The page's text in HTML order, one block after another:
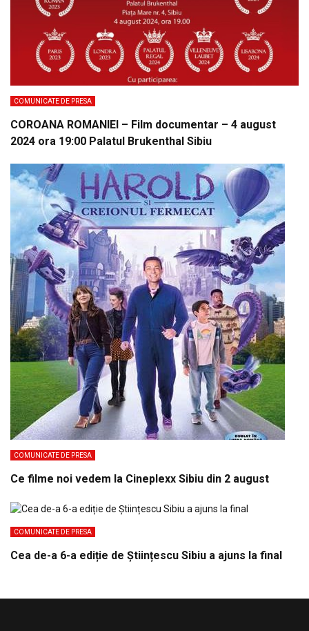
COMUNICATE DE PRESA
COROANA ROMANIEI – Film documentar – 4 august
2024 ora 19:00 Palatul Brukenthal Sibiu
COMUNICATE DE PRESA
Ce filme noi vedem la Cineplexx Sibiu din 2 august
COMUNICATE DE PRESA
Cea de-a 6-a ediție de Științescu Sibiu a ajuns la final